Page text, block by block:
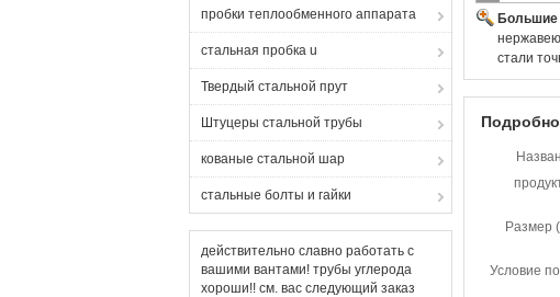
пробки теплообменного аппарата
стальная пробка u
Твердый стальной прут
Штуцеры стальной трубы
кованые стальной шар
стальные болты и гайки
действительно славно работать с
вашими вантами! трубы углерода
хороши!! см. вас следующий заказ
Большие
стали
Размер
Условие